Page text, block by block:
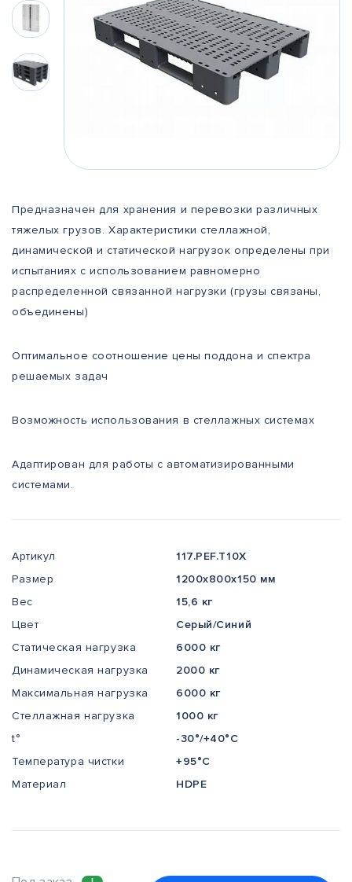
Предназначен для хранения и перевозки различных
тяжелых грузов. Характеристики стеллажной,
динамической и статической нагрузок определены при
испытаниях с использованием равномерно
распределенной связанной нагрузки (грузы связаны,
объединены)
Оптимальное соотношение цены поддона и спектра
решаемых задач
Возможность использования в стеллажных системах
Адаптирован для работы с автоматизированными
системами.
Артикул
117.PEF.Т10X
Размер
1200x800x150 мм
Вес
15,6 кг
Цвет
Серый/Синий
Статическая нагрузка
6000 кг
Динамическая нагрузка
2000 кг
Максимальная нагрузка
6000 кг
Стеллажная нагрузка
1000 кг
t°
-30°/+40°С
Температура чистки
+95°С
Материал
HDPE